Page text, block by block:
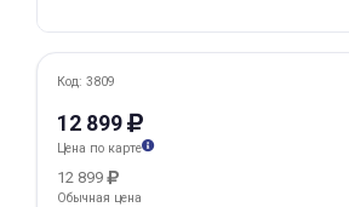
Код: 3809
12 899
Цена по карте
12 899
Обычная цена
списываться
25